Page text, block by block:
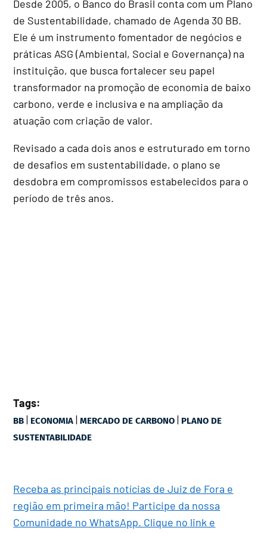
Desde 2005, o Banco do Brasil conta com um Plano
de Sustentabilidade, chamado de Agenda 30 BB.
Ele é um instrumento fomentador de negócios e
práticas ASG (Ambiental, Social e Governança) na
instituição, que busca fortalecer seu papel
transformador na promoção de economia de baixo
carbono, verde e inclusiva e na ampliação da
atuação com criação de valor.
Revisado a cada dois anos e estruturado em torno
de desafios em sustentabilidade, o plano se
desdobra em compromissos estabelecidos para o
período de três anos.
Tags:
BB | ECONOMIA |MERCADO DE CARBONO | PLANO DE
SUSTENTABILIDADE
Receba as principais notícias de Juiz de Fora e
região em primeira mão! Participe da nossa
Comunidade no WhatsApp. Clique no link e